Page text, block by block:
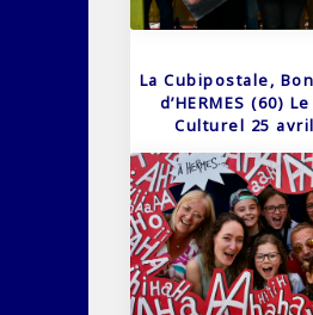
La Cubipostale,
d’HERMES (60)
Culturel 25